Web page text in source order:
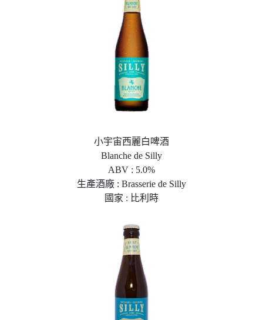
小宇宙西麗白啤酒
Blanche de Silly
ABV : 5.0%
生產酒廠 : Brasserie de Silly
國家 : 比利時